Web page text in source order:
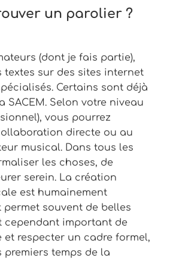
un parolier ?
(dont je fais partie),
textes sur des sites internet
Certains sont déjà
SACEM. Selon votre niveau
vous pourrez
directe ou au
musical. Dans tous les
les choses, de
serein. La création
est humainement
souvent de belles
cependant important de
et respecter un cadre formel,
temps de la